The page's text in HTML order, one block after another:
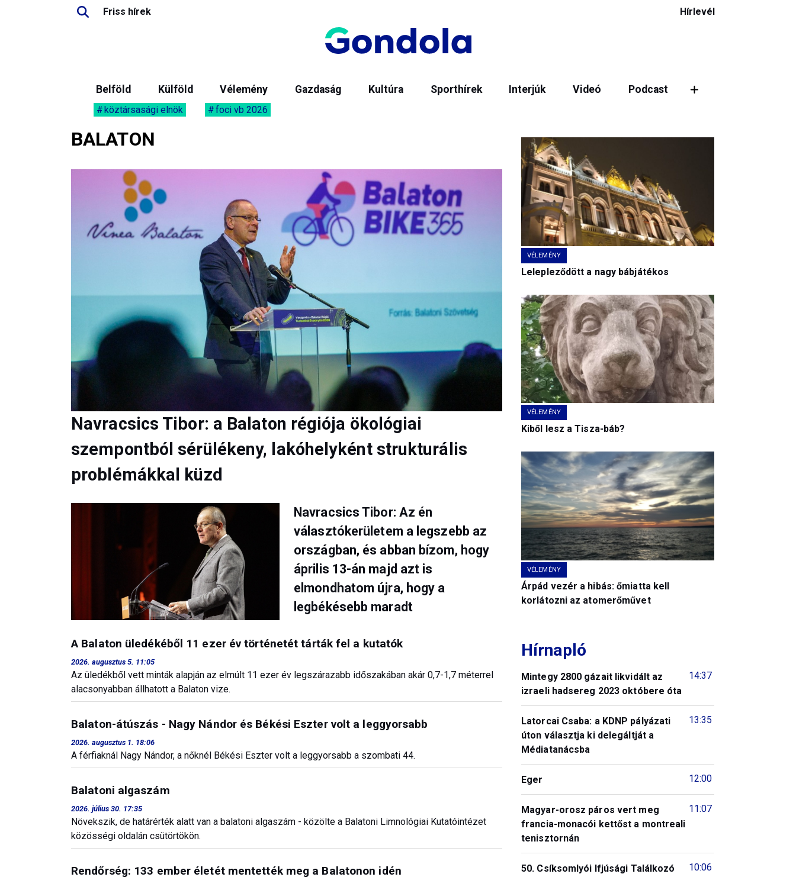
Friss hírek Hírlevél
Belföld Külföld Vélemény Gazdaság Kultúra Sporthírek Interjúk Videó Podcast
köztársasági elnök foci vb 2026
BALATON
Navracsics Tibor: a Balaton régiója ökológiai
szempontból sérülékeny, lakóhelyként strukturális
problémákkal küzd
Navracsics Tibor: Az én
választókerületem a legszebb az
országban, és abban bízom, hogy
április 13-án majd azt is
elmondhatom újra, hogy a
legbékésebb maradt
A Balaton üledékéből 11 ezer év történetét tárták fel a kutatók
2026. augusztus 5. 11:05
Az üledékből vett minták alapján az elmúlt 11 ezer év legszárazabb időszakában akár 0,7-1,7 méterrel
alacsonyabban állhatott a Balaton vize.
Balaton-átúszás - Nagy Nándor és Békési Eszter volt a leggyorsabb
2026. augusztus 1. 18:06
A férfiaknál Nagy Nándor, a nőknél Békési Eszter volt a leggyorsabb a szombati 44.
Balatoni algaszám
2026. július 30. 17:35
Növekszik, de határérték alatt van a balatoni algaszám - közölte a Balatoni Limnológiai Kutatóintézet
közösségi oldalán csütörtökön.
Rendőrség: 133 ember életét mentették meg a Balatonon idén
VÉLEMÉNY
Lelepleződött a nagy bábjátékos
VÉLEMÉNY
Kiből lesz a Tisza-báb?
VÉLEMÉNY
Árpád vezér a hibás: őmiatta kell
korlátozni az atomerőművet
Hírnapló
14:37
Mintegy 2800 gázait likvidált az
izraeli hadsereg 2023 októbere óta
13:35
Latorcai Csaba: a KDNP pályázati
úton választja ki delegáltját a
Médiatanácsba
12:00
Eger
11:07
Magyar-orosz páros vert meg
francia-monacói kettőst a montreali
tenisztornán
10:06
50. Csíksomlyói Ifjúsági Találkozó